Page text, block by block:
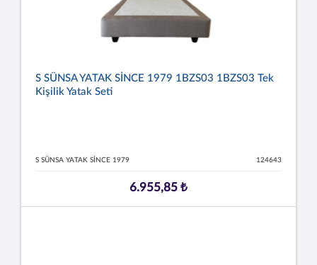
S SÜNSA YATAK SİNCE 1979 1BZS03 1BZS03 Tek
Kişilik Yatak Seti
S SÜNSA YATAK SİNCE 1979 124643
6.955,85 ₺